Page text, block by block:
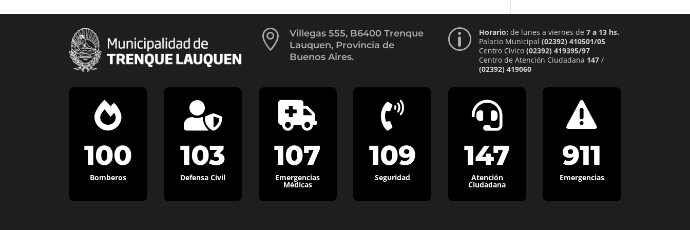

Villegas 555, B6400 Trenque
Lauquen, Provincia de
Buenos Aires.
p Horario: de lunes a viernes de 7 a 13 hs.
Palacio Municipal (02392) 410501/05
Centro Cívico (02392) 419395/97
Centro de Atención Ciudadana 147/
(02392) 419060

100
Bomberos

103
Defensa Civil

107
Emergencias
Médicas

109
Seguridad

147
Atención
Ciudadana

911
Emergencias